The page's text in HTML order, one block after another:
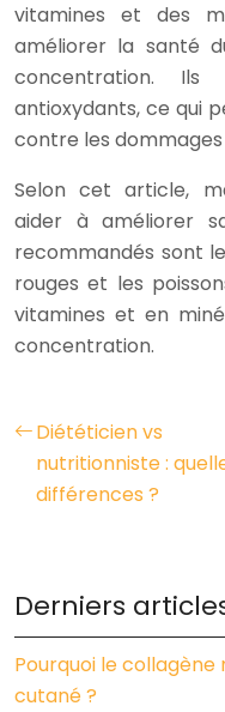
vitamines et des
améliorer la santé
concentration.
antioxydants, ce qui
contre les
Selon cet article,
aider à améliorer
recommandés sont
rouges et les
vitamines et en
concentration.
Diététicien vs
nutritionniste :
différences ?
Derniers
Pourquoi le
cutané ?